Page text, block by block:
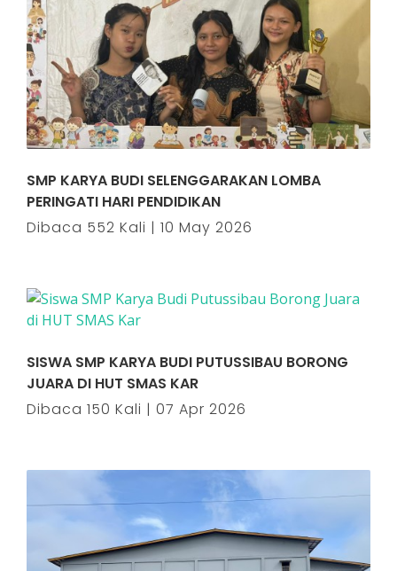
SMP KARYA BUDI SELENGGARAKAN LOMBA
PERINGATI HARI PENDIDIKAN
Dibaca 552 Kali | 10 May 2026
SISWA SMP KARYA BUDI PUTUSSIBAU BORONG
JUARA DI HUT SMAS KAR
Dibaca 150 Kali | 07 Apr 2026